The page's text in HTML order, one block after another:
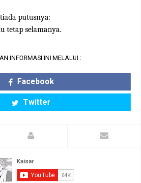
putusnya:
tetap selamanya.
INFORMASI INI MELALUI :
Facebook
Twitter